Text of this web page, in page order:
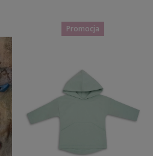
Promocja